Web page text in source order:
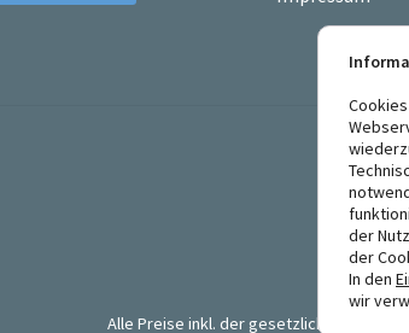
Alle Preise inkl. der gesetzlichen MwSt.
der
der
In den
wir